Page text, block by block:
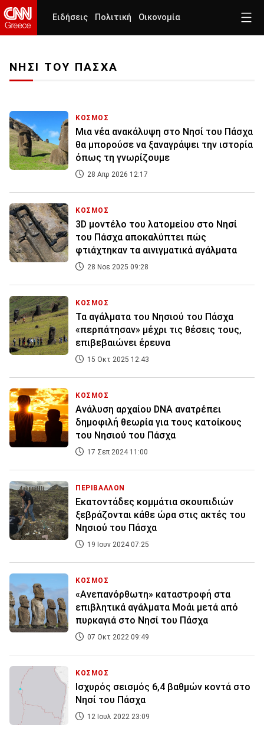
Ειδήσεις Πολιτική Οικονομία
ΝΗΣΙ ΤΟΥ ΠΑΣΧΑ
ΚΟΣΜΟΣ
Μια νέα ανακάλυψη στο Νησί του Πάσχα
θα μπορούσε να ξαναγράψει την ιστορία
όπως τη γνωρίζουμε
28 Απρ 2026 12:17
ΚΟΣΜΟΣ
3D μοντέλο του λατομείου στο Νησί
του Πάσχα αποκαλύπτει πώς
φτιάχτηκαν τα αινιγματικά αγάλματα
28 Νοε 2025 09:28
ΚΟΣΜΟΣ
Τα αγάλματα του Νησιού του Πάσχα
«περπάτησαν» μέχρι τις θέσεις τους,
επιβεβαιώνει έρευνα
15 Οκτ 2025 12:43
ΚΟΣΜΟΣ
Ανάλυση αρχαίου DNA ανατρέπει
δημοφιλή θεωρία για τους κατοίκους
του Νησιού του Πάσχα
17 Σεπ 2024 11:00
ΠΕΡΙΒΑΛΛΟΝ
Εκατοντάδες κομμάτια σκουπιδιών
ξεβράζονται κάθε ώρα στις ακτές του
Νησιού του Πάσχα
19 Ιουν 2024 07:25
ΚΟΣΜΟΣ
«Aνεπανόρθωτη» καταστροφή στα
επιβλητικά αγάλματα Μοάι μετά από
πυρκαγιά στο Νησί του Πάσχα
07 Οκτ 2022 09:49
ΚΟΣΜΟΣ
Ισχυρός σεισμός 6,4 βαθμών κοντά στο
Νησί του Πάσχα
12 Ιουλ 2022 23:09